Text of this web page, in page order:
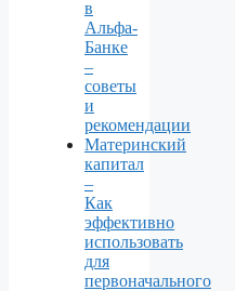
в
Альфа-
Банке
–
советы
и
рекомендации
Материнский
капитал
–
Как
эффективно
использовать
для
первоначального